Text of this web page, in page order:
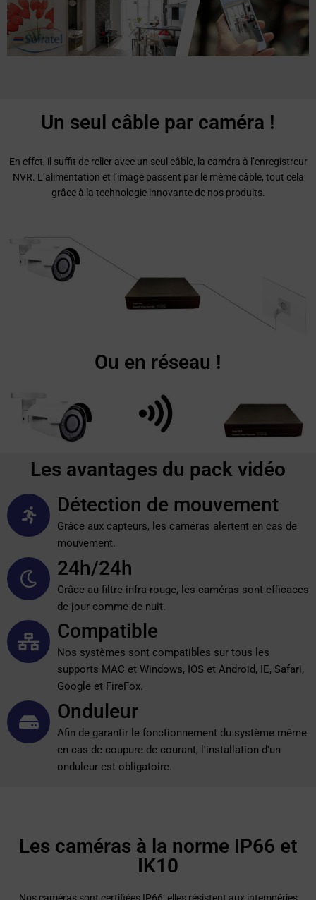
Un seul câble par caméra !
En effet, il suffit de relier avec un seul câble, la caméra à l’enregistreur
NVR. L’alimentation et l’image passent par le même câble, tout cela
Les avantages du pack vidéo
Détection de mouvement
Grâce aux capteurs, les caméras alertent en cas de
mouvement.
24h/24h
Grâce au filtre infra-rouge, les caméras sont efficaces
de jour comme de nuit.
Compatible
Nos systèmes sont compatibles sur tous les
supports MAC et Windows, IOS et Android, IE, Safari,
Google et FireFox.
Onduleur
Afin de garantir le fonctionnement du système même
en cas de coupure de courant, l'installation d'un
Les caméras à la norme IP66 et